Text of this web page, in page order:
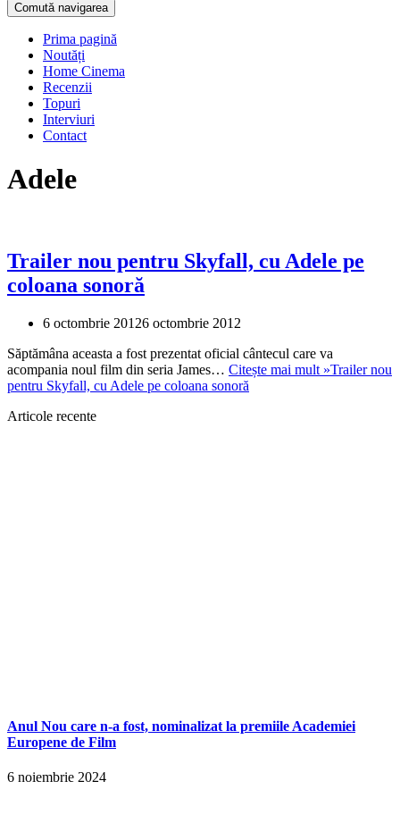
Comută navigarea
Prima pagină
Noutăți
Home Cinema
Recenzii
Topuri
Interviuri
Contact
Adele
Trailer nou pentru Skyfall, cu Adele pe
coloana sonoră
6 octombrie 20126 octombrie 2012
Săptămâna aceasta a fost prezentat oficial cântecul care va
acompania noul film din seria James… Citește mai mult »Trailer nou
pentru Skyfall, cu Adele pe coloana sonoră
Articole recente
Anul Nou care n-a fost, nominalizat la premiile Academiei
Europene de Film
6 noiembrie 2024